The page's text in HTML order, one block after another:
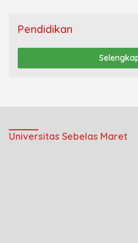
Pendidikan
Universitas Sebelas Maret